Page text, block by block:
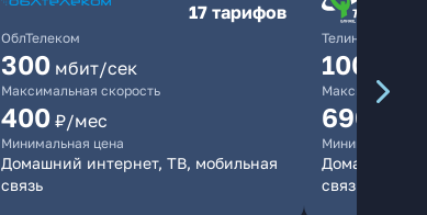
ОблТелеком
17 тарифов
300 мбит/сек
Максимальная скорость
400 ₽/мес
Минимальная цена
Домашний интернет, ТВ, мобильная
связь
ТелинКом
1000
Максимальная
690
Минимальная
Домашний
связь